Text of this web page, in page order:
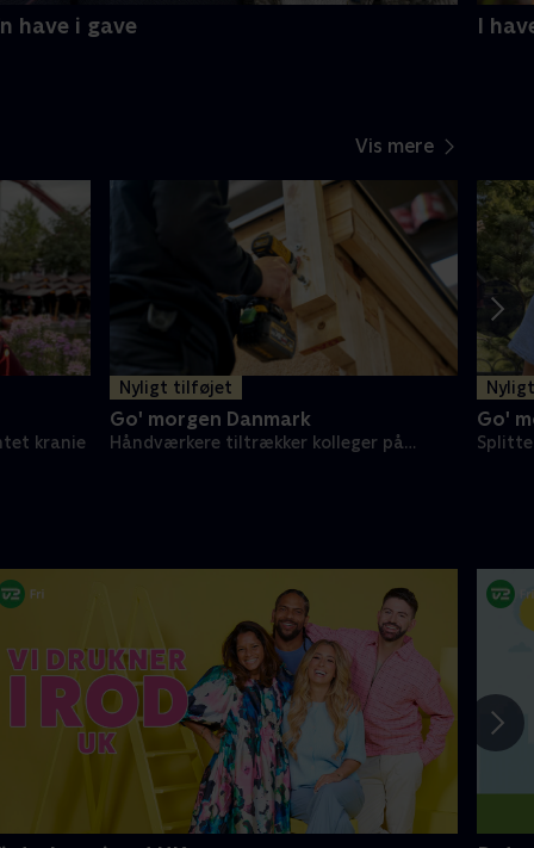
have i gave I
Vis mere
kranie
Nyligt tilføjet
Go' morgen Danmark
Håndværkere tiltrækker kolleger på
Go'